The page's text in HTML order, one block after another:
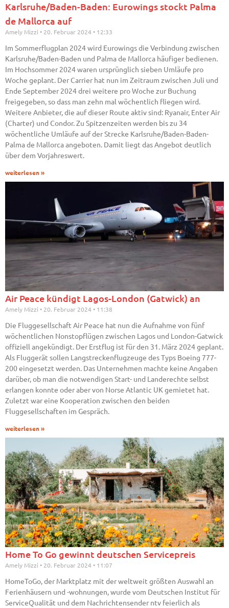
Karlsruhe/Baden-Baden: Eurowings stockt Palma
de Mallorca auf
Amely Mizzi 20. Februar 2024 12:33
Im Sommerflugplan 2024 wird Eurowings die Verbindung zwischen
Karlsruhe/Baden-Baden und Palma de Mallorca häufiger bedienen.
Im Hochsommer 2024 waren ursprünglich sieben Umläufe pro
Woche geplant. Der Carrier hat nun im Zeitraum zwischen Juli und
Ende September 2024 drei weitere pro Woche zur Buchung
freigegeben, so dass man zehn mal wöchentlich fliegen wird.
Weitere Anbieter, die auf dieser Route aktiv sind: Ryanair, Enter Air
(Charter) und Condor. Zu Spitzenzeiten werden bis zu 34
wöchentliche Umläufe auf der Strecke Karlsruhe/Baden-Baden-
Palma de Mallorca angeboten. Damit liegt das Angebot deutlich
über dem Vorjahreswert.
weiterlesen »
Air Peace kündigt Lagos-London (Gatwick) an
Amely Mizzi 20. Februar 2024 11:38
Die Fluggesellschaft Air Peace hat nun die Aufnahme von fünf
wöchentlichen Nonstopflügen zwischen Lagos und London-Gatwick
offiziell angekündigt. Der Erstflug ist für den 31. März 2024 geplant.
Als Fluggerät sollen Langstreckenflugzeuge des Typs Boeing 777-
200 eingesetzt werden. Das Unternehmen machte keine Angaben
darüber, ob man die notwendigen Start- und Landerechte selbst
erlangen konnte oder aber von Norse Atlantic UK gemietet hat.
Zuletzt war eine Kooperation zwischen den beiden
Fluggesellschaften im Gespräch.
weiterlesen »
Home To Go gewinnt deutschen Servicepreis
Amely Mizzi 20. Februar 2024 11:07
HomeToGo, der Marktplatz mit der weltweit größten Auswahl an
Ferienhäusern und -wohnungen, wurde vom Deutschen Institut für
ServiceQualität und dem Nachrichtensender ntv feierlich als